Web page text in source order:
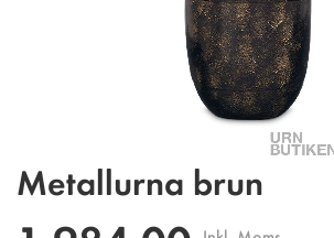
till
av
Metallurna brun